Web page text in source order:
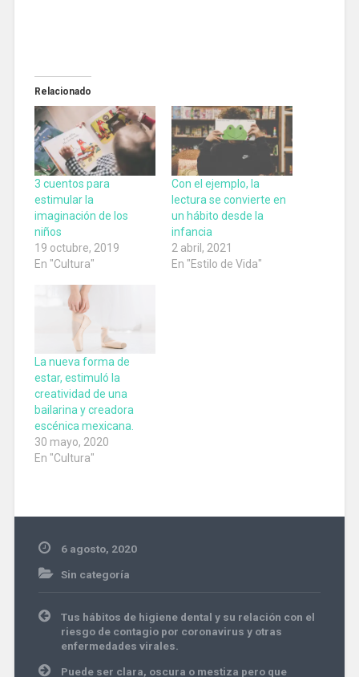
Relacionado
3 cuentos para
estimular la
imaginación de los
niños
19 octubre, 2019
En "Cultura"
Con el ejemplo, la
lectura se convierte en
un hábito desde la
infancia
2 abril, 2021
En "Estilo de Vida"
La nueva forma de
estar, estimuló la
creatividad de una
bailarina y creadora
escénica mexicana.
30 mayo, 2020
En "Cultura"
6 agosto, 2020
Sin categoría
Navegación
entradas
Tus hábitos de higiene dental y su relación con el
riesgo de contagio por coronavirus y otras
enfermedades virales.
Puede ser clara, oscura o mestiza pero que